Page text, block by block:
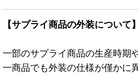
【サプライ商品の外装について】
一部のサプライ商品の生産時期
一商品でも外装の仕様が僅かに